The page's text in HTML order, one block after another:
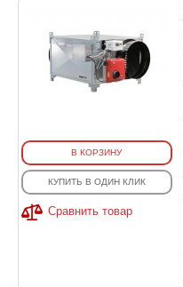
В КОРЗИНУ
КУПИТЬ В ОДИН КЛИК
Сравнить товар